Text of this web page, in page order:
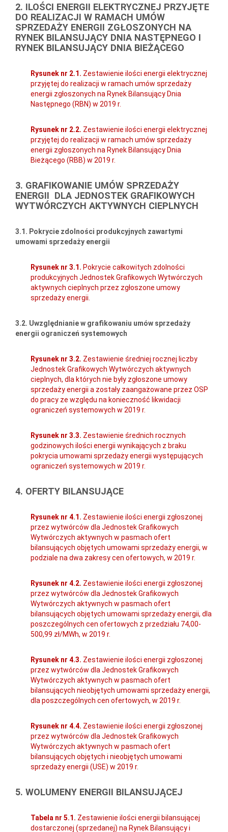
2. ILOŚCI ENERGII ELEKTRYCZNEJ PRZYJĘTE
DO REALIZACJI W RAMACH UMÓW
SPRZEDAŻY ENERGII ZGŁOSZONYCH NA
RYNEK BILANSUJĄCY DNIA NASTĘPNEGO I
RYNEK BILANSUJĄCY DNIA BIEŻĄCEGO
Rysunek nr 2.1. Zestawienie ilości energii elektrycznej
przyjętej do realizacji w ramach umów sprzedaży
energii zgłoszonych na Rynek Bilansujący Dnia
Następnego (RBN) w 2019 r.
Rysunek nr 2.2. Zestawienie ilości energii elektrycznej
przyjętej do realizacji w ramach umów sprzedaży
energii zgłoszonych na Rynek Bilansujący Dnia
Bieżącego (RBB) w 2019 r.
3. GRAFIKOWANIE UMÓW SPRZEDAŻY
ENERGII DLA JEDNOSTEK GRAFIKOWYCH
WYTWÓRCZYCH AKTYWNYCH CIEPLNYCH
3.1. Pokrycie zdolności produkcyjnych zawartymi
umowami sprzedaży energii
Rysunek nr 3.1. Pokrycie całkowitych zdolności
produkcyjnych Jednostek Grafikowych Wytwórczych
aktywnych cieplnych przez zgłoszone umowy
sprzedaży energii.
3.2. Uwzględnianie w grafikowaniu umów sprzedaży
energii ograniczeń systemowych
Rysunek nr 3.2. Zestawienie średniej rocznej liczby
Jednostek Grafikowych Wytwórczych aktywnych
cieplnych, dla których nie były zgłoszone umowy
sprzedaży energii a zostały zaangażowane przez OSP
do pracy ze względu na konieczność likwidacji
ograniczeń systemowych w 2019 r.
Rysunek nr 3.3. Zestawienie średnich rocznych
godzinowych ilości energii wynikających z braku
pokrycia umowami sprzedaży energii występujących
ograniczeń systemowych w 2019 r.
4. OFERTY BILANSUJĄCE
Rysunek nr 4.1. Zestawienie ilości energii zgłoszonej
przez wytwórców dla Jednostek Grafikowych
Wytwórczych aktywnych w pasmach ofert
bilansujących objętych umowami sprzedaży energii, w
podziale na dwa zakresy cen ofertowych, w 2019 r.
Rysunek nr 4.2. Zestawienie ilości energii zgłoszonej
przez wytwórców dla Jednostek Grafikowych
Wytwórczych aktywnych w pasmach ofert
bilansujących objętych umowami sprzedaży energii, dla
poszczególnych cen ofertowych z przedziału 74,00-
500,99 zł/MWh, w 2019 r.
Rysunek nr 4.3. Zestawienie ilości energii zgłoszonej
przez wytwórców dla Jednostek Grafikowych
Wytwórczych aktywnych w pasmach ofert
bilansujących nieobjętych umowami sprzedaży energii,
dla poszczególnych cen ofertowych, w 2019 r.
Rysunek nr 4.4. Zestawienie ilości energii zgłoszonej
przez wytwórców dla Jednostek Grafikowych
Wytwórczych aktywnych w pasmach ofert
bilansujących objętych i nieobjętych umowami
sprzedaży energii (USE) w 2019 r.
5. WOLUMENY ENERGII BILANSUJĄCEJ
Tabela nr 5.1. Zestawienie ilości energii bilansującej
dostarczonej (sprzedanej) na Rynek Bilansujący i